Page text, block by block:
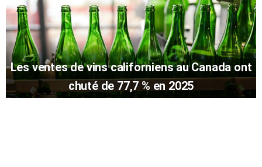
Les ventes de vins californiens au Canada ont
chuté de 77,7 % en 2025